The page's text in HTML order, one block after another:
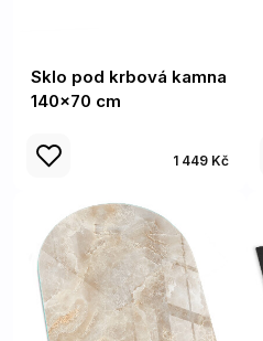
Sklo pod krbová kamna
140x70 cm
1 449 Kč